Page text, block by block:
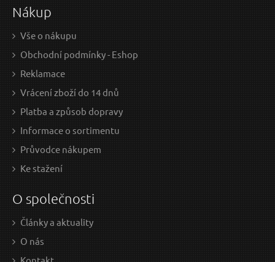
Nákup
Vše o nákupu
Obchodní podmínky - Eshop
Reklamace
Vrácení zboží do 14 dnů
Platba a způsob dopravy
Informace o sortimentu
Průvodce nákupem
Ke stažení
O společnosti
Články a aktuality
O nás